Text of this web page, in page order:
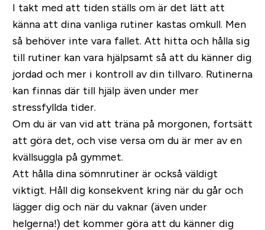
I takt med att tiden ställs om är det lätt att
känna att dina vanliga rutiner kastas omkull. Men
så behöver inte vara fallet. Att hitta och hålla sig
till rutiner kan vara hjälpsamt så att du känner dig
jordad och mer i kontroll av din tillvaro. Rutinerna
kan finnas där till hjälp även under mer
stressfyllda tider.
Om du är van vid att träna på morgonen, fortsätt
att göra det, och vise versa om du är mer av en
kvällsuggla på gymmet.
Att hålla dina sömnrutiner är också väldigt
viktigt. Håll dig konsekvent kring när du går och
lägger dig och när du vaknar (även under
helgerna!) det kommer göra att du känner dig